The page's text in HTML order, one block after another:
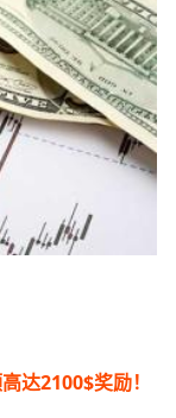
达2100$奖励！